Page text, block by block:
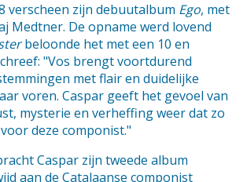
verscheen zijn debuutalbum Ego, met
Medtner. De opname werd lovend
beloonde het met een 10 en
"Vos brengt voortdurend
met flair en duidelijke
voren. Caspar geeft het gevoel van
mysterie en verheffing weer dat zo
deze componist."
Caspar zijn tweede album
aan de Catalaanse componist